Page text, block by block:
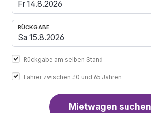
RÜCKGABE
Rückgabe am selben Stand
Fahrer zwischen 30 und 65 Jahren
Mietwagen suchen